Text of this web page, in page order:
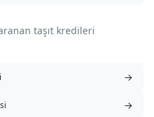
taşıt kredileri
→
→